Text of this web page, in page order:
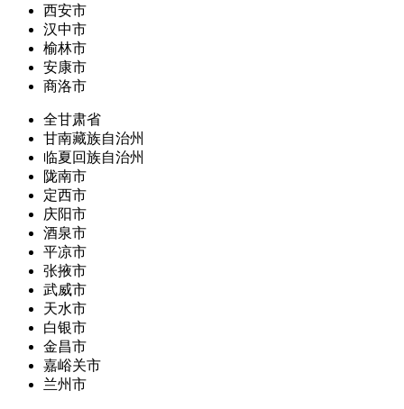
西安市
汉中市
榆林市
安康市
商洛市
全甘肃省
甘南藏族自治州
临夏回族自治州
陇南市
定西市
庆阳市
酒泉市
平凉市
张掖市
武威市
天水市
白银市
金昌市
嘉峪关市
兰州市